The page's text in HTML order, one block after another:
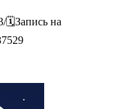
🗓️Запись на